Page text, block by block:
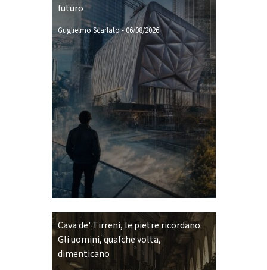
futuro
Guglielmo Scarlato-06/08/2026
Cava de' Tirreni, le pietre ricordano.
Gli uomini, qualche volta,
dimenticano